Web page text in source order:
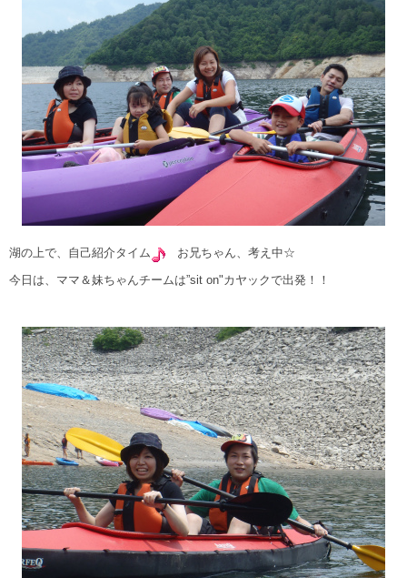
湖の上で、自己紹介タイム お兄ちゃん、考え中☆
今日は、ママ＆妹ちゃんチームは”sit on"カヤックで出発！！